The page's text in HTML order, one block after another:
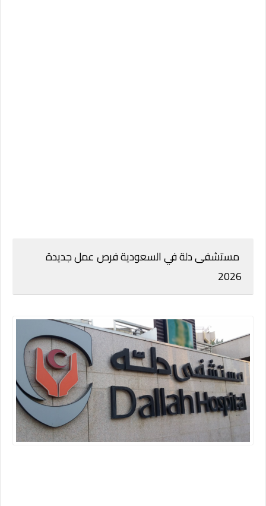
مستشفى دلة في السعودية فرص عمل جديدة
2026